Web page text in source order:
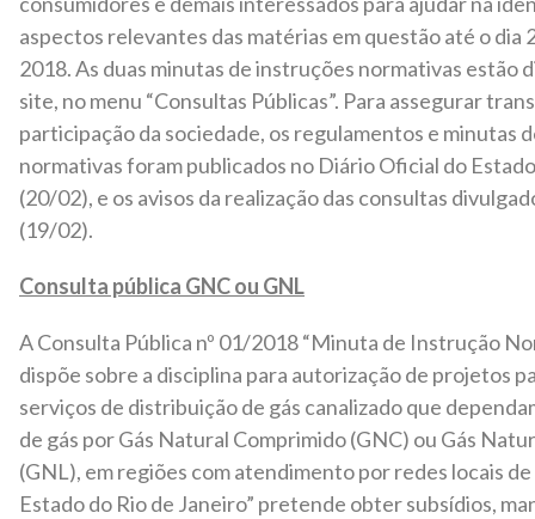
aspectos relevantes das matérias em questão até o dia
2018. As duas minutas de instruções normativas estão
site, no menu “Consultas Públicas”. Para assegurar
participação da sociedade, os regulamentos e minutas
normativas foram publicados no Diário Oficial do
(20/02), e os avisos da realização das consultas
(19/02).
Consulta pública GNC ou GNL
A Consulta Pública nº 01/2018 “Minuta de Instrução
dispõe sobre a disciplina para autorização de projetos
serviços de distribuição de gás canalizado que
de gás por Gás Natural Comprimido (GNC) ou Gás
(GNL), em regiões com atendimento por redes locais
Estado do Rio de Janeiro” pretende obter subsídios,